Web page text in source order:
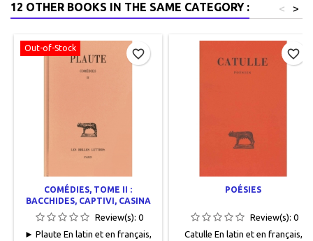
12 OTHER BOOKS IN THE SAME CATEGORY : >
<
Out-of-Stock
COMÉDIES, TOME II :
BACCHIDES, CAPTIVI, CASINA
Review(s): 0
► Plaute En latin et en français,
favorite_border
POÉSIES
Review(s): 0
Catulle En latin et en français,
favorite_border